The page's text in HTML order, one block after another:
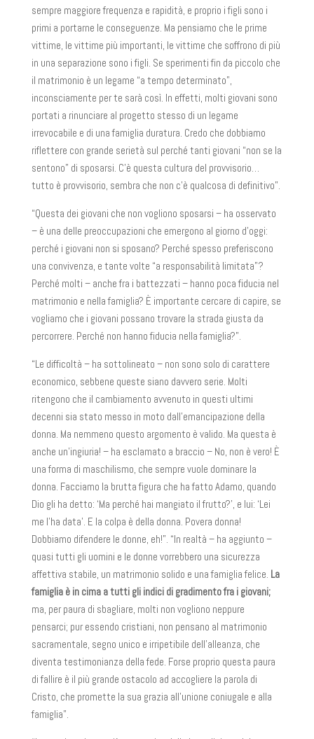
sempre maggiore frequenza e rapidità, e proprio i figli sono i
primi a portarne le conseguenze. Ma pensiamo che le prime
vittime, le vittime più importanti, le vittime che soffrono di più
in una separazione sono i figli. Se sperimenti fin da piccolo che
il matrimonio è un legame “a tempo determinato”,
inconsciamente per te sarà così. In effetti, molti giovani sono
portati a rinunciare al progetto stesso di un legame
irrevocabile e di una famiglia duratura. Credo che dobbiamo
riflettere con grande serietà sul perché tanti giovani “non se la
sentono” di sposarsi. C’è questa cultura del provvisorio…
tutto è provvisorio, sembra che non c’è qualcosa di definitivo”.
“Questa dei giovani che non vogliono sposarsi – ha osservato
– è una delle preoccupazioni che emergono al giorno d’oggi:
perché i giovani non si sposano? Perché spesso preferiscono
una convivenza, e tante volte “a responsabilità limitata”?
Perché molti – anche fra i battezzati – hanno poca fiducia nel
matrimonio e nella famiglia? È importante cercare di capire, se
vogliamo che i giovani possano trovare la strada giusta da
percorrere. Perché non hanno fiducia nella famiglia?”.
“Le difficoltà – ha sottolineato – non sono solo di carattere
economico, sebbene queste siano davvero serie. Molti
ritengono che il cambiamento avvenuto in questi ultimi
decenni sia stato messo in moto dall’emancipazione della
donna. Ma nemmeno questo argomento è valido. Ma questa è
anche un’ingiuria! – ha esclamato a braccio – No, non è vero! È
una forma di maschilismo, che sempre vuole dominare la
donna. Facciamo la brutta figura che ha fatto Adamo, quando
Dio gli ha detto: ‘Ma perché hai mangiato il frutto?’, e lui: ‘Lei
me l’ha data’. E la colpa è della donna. Povera donna!
Dobbiamo difendere le donne, eh!”. “In realtà – ha aggiunto –
quasi tutti gli uomini e le donne vorrebbero una sicurezza
affettiva stabile, un matrimonio solido e una famiglia felice. La
famiglia è in cima a tutti gli indici di gradimento fra i giovani;
ma, per paura di sbagliare, molti non vogliono neppure
pensarci; pur essendo cristiani, non pensano al matrimonio
sacramentale, segno unico e irripetibile dell’alleanza, che
diventa testimonianza della fede. Forse proprio questa paura
di fallire è il più grande ostacolo ad accogliere la parola di
Cristo, che promette la sua grazia all’unione coniugale e alla
famiglia”.